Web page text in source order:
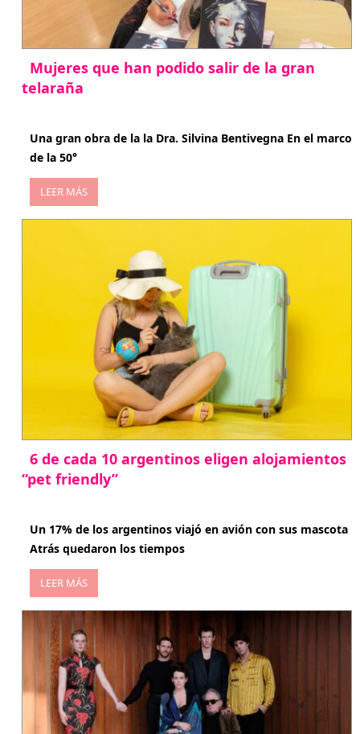
Mujeres que han podido salir de la gran
telaraña
Una gran obra de la la Dra. Silvina Bentivegna En el marco
de la 50°
LEER MÁS
6 de cada 10 argentinos eligen alojamientos
“pet friendly”
Un 17% de los argentinos viajó en avión con sus mascota
Atrás quedaron los tiempos
LEER MÁS